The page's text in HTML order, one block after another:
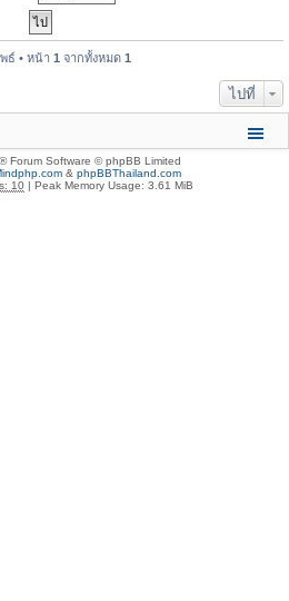
ธ์ • หน้า 1 จากทั้งหมด 1
ไปที่
® Forum Software © phpBB Limited
& phpBBThailand.com
10| Peak Memory Usage: 3.61 MiB